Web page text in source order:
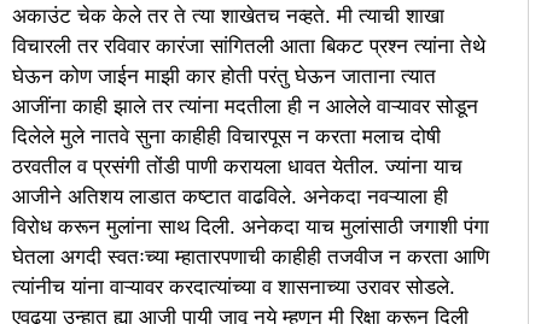
अकाउंट चेक केले तर ते त्या शाखेतच नव्हते. मी त्याची शाखा
विचारली तर रविवार कारंजा सांगितली आता बिकट प्रश्न त्यांना तेथे
घेऊन कोण जाईन माझी कार होती परंतु घेऊन जाताना त्यात
आजींना काही झाले तर त्यांना मदतीला ही न आलेले वाऱ्यावर सोडून
दिलेले मुले नातवे सुना काहीही विचारपूस न करता मलाच दोषी
ठरवतील व प्रसंगी तोंडी पाणी करायला धावत येतील. ज्यांना याच
आजीने अतिशय लाडात कष्टात वाढविले. अनेकदा नवऱ्याला ही
विरोध करून मुलांना साथ दिली. अनेकदा याच मुलांसाठी जगाशी पंगा
घेतला अगदी स्वतःच्या म्हातारपणाची काहीही तजवीज न करता आणि
त्यांनीच यांना वाऱ्यावर करदात्यांच्या व शासनाच्या उरावर सोडले.
एवढ्या उन्हात ह्या आजी पायी जावू नये म्हणून मी रिक्षा करून दिली